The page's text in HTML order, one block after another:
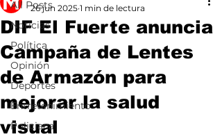
All Posts
Noticias
Política
Opinión
Deportes
Entretenimiento
Policiaca
DIF El Fuerte anuncia
Campaña de Lentes
de Armazón para
mejorar la salud
visual
26 jun 2025 1 min de lectura